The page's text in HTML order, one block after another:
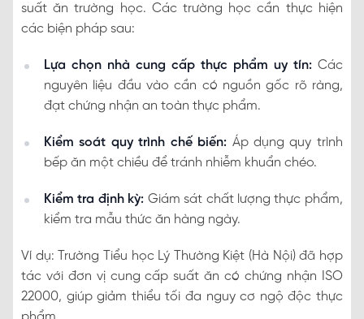
suất ăn trường học. Các trường học cần thực hiện
các biện pháp sau:
Lựa chọn nhà cung cấp thực phẩm uy tín:Các
nguyên liệu đầu vào cần có nguồn gốc rõ ràng,
đạt chứng nhận an toàn thực phẩm.
Kiểm soát quy trình chế biến: Áp dụng quy trình
bếp ăn một chiều để tránh nhiễm khuẩn chéo.
Kiểm tra định kỳ: Giám sát chất lượng thực phẩm,
kiểm tra mẫu thức ăn hàng ngày.
Ví dụ: Trường Tiểu học Lý Thường Kiệt (Hà Nội) đã hợp
tác với đơn vị cung cấp suất ăn có chứng nhận ISO
22000, giúp giảm thiểu tối đa nguy cơ ngộ độc thực